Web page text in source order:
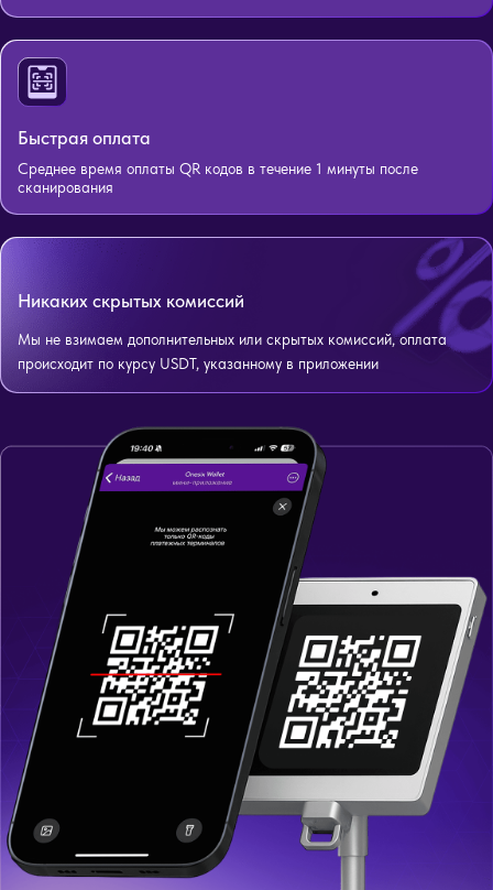
Быстрая оплата
Среднее время оплаты QR кодов в течение 1 минуты после
сканирования
Никаких скрытых комиссий
Мы не взимаем дополнительных или скрытых комиссий, оплата
происходит по курсу USDT, указанному в приложении